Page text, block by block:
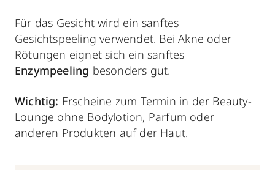
Für das Gesicht wird ein sanftes
Gesichtspeeling verwendet. Bei Akne oder
Rötungen eignet sich ein sanftes
Enzympeeling besonders gut.
Wichtig: Erscheine zum Termin in der Beauty-
Lounge ohne Bodylotion, Parfum oder
anderen Produkten auf der Haut.